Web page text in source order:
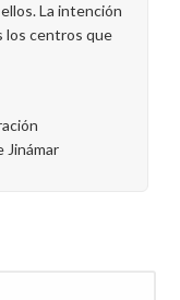
La intención
los centros que
Jinámar